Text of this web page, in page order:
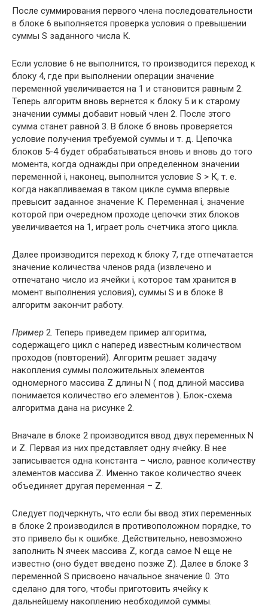
После суммирования первого члена последовательности
в блоке 6 выполняется проверка условия о превышении
суммы S заданного числа К.
Если условие 6 не выполнится, то производится переход к
блоку 4, где при выполнении операции значение
переменной увеличивается на 1 и становится равным 2.
Теперь алгоритм вновь вернется к блоку 5 и к старому
значении суммы добавит новый член 2. После этого
сумма станет равной 3. В блоке б вновь проверяется
условие получения требуемой суммы и т. д. Цепочка
блоков 5-4 будет обрабатываться вновь и вновь до того
момента, когда однажды при определенном значении
переменной i, наконец, выполнится условие S > К, т. е.
когда накапливаемая в таком цикле сумма впервые
превысит заданное значение К. Переменная i, значение
которой при очередном проходе цепочки этих блоков
увеличивается на 1, играет роль счетчика этого цикла.
Далее производится переход к блоку 7, где отпечатается
значение количества членов ряда (извлечено и
отпечатано число из ячейки i, которое там хранится в
момент выполнения условия), суммы S и в блоке 8
алгоритм закончит работу.
Пример 2. Теперь приведем пример алгоритма,
содержащего цикл с наперед известным количеством
проходов (повторений). Алгоритм решает задачу
накопления суммы положительных элементов
одномерного массива Z длины N ( под длиной массива
понимается количество его элементов ). Блок-схема
алгоритма дана на рисунке 2.
Вначале в блоке 2 производится ввод двух переменных N
и Z. Первая из них представляет одну ячейку. В нее
записывается одна константа – число, равное количеству
элементов массива Z. Именно такое количество ячеек
объединяет другая переменная – Z.
Следует подчеркнуть, что если бы ввод этих переменных
в блоке 2 производился в противоположном порядке, то
это привело бы к ошибке. Действительно, невозможно
заполнить N ячеек массива Z, когда самое N еще не
известно (оно будет введено позже Z). Далее в блоке 3
переменной S присвоено начальное значение 0. Это
сделано для того, чтобы приготовить ячейку к
дальнейшему накоплению необходимой суммы.